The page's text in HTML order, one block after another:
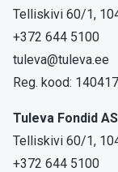
Telliskivi 60/1,
+372 644 5100
tuleva@tuleva.ee
Reg. kood:
Tuleva Fondid AS
Telliskivi 60/1,
+372 644 5100